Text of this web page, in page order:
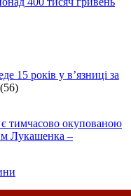
15 років у в’язниці за
(56)
є тимчасово окупованою
Лукашенка –